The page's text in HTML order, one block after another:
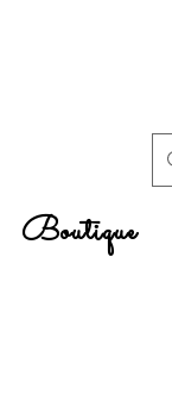
Boutique